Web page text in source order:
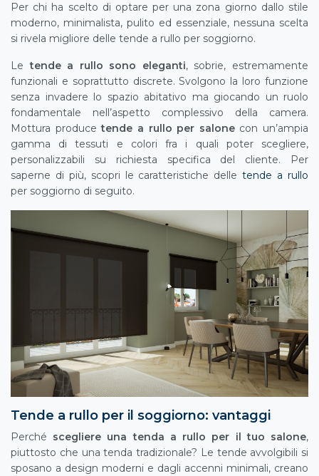
Per chi ha scelto di optare per una zona giorno dallo stile
moderno, minimalista, pulito ed essenziale, nessuna scelta
si rivela migliore delle tende a rullo per soggiorno.
Letende a rullo sono eleganti, sobrie, estremamente
funzionali e soprattutto discrete. Svolgono la loro funzione
senza invadere lo spazio abitativo ma giocando un ruolo
fondamentale nell’aspetto complessivo della camera.
Mottura producetende a rullo per salonecon un’ampia
gamma di tessuti e colori fra i quali poter scegliere,
personalizzabili su richiesta specifica del cliente. Per
saperne di più, scopri le caratteristiche delletende a rullo
per soggiorno di seguito.
Tende a rullo per il soggiorno: vantaggi
Perché scegliere una tenda a rullo per il tuo salone,
piuttosto che una tenda tradizionale? Le tende avvolgibili si
sposano a design moderni e dagli accenni minimali, creano